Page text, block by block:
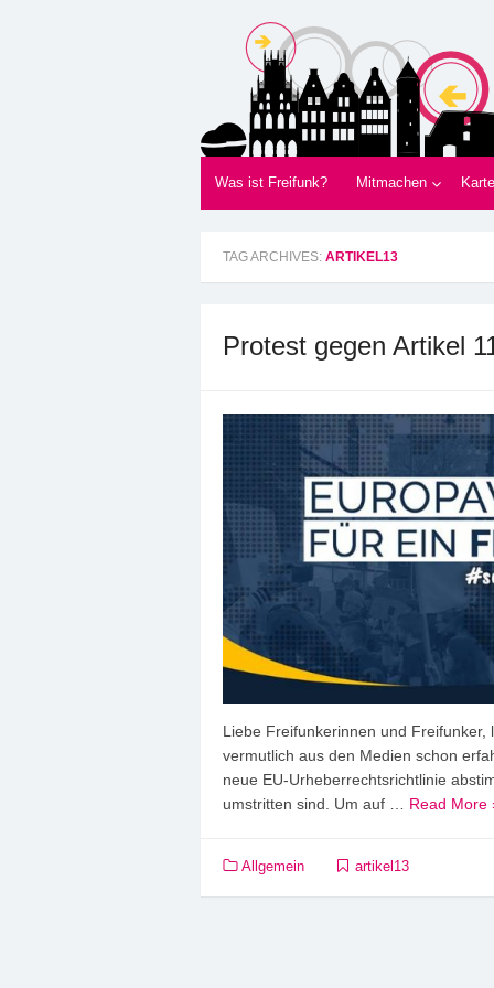
Freifunk
Was ist Freifunk? Mitmachen Karte
TAG ARCHIVES: ARTIKEL13
Protest gegen Artikel
Liebe Freifunkerinnen und
vermutlich aus den Medien schon
neue EU-Urheberrechtsrichtlinie
umstritten sind. Um auf … Read More
Allgemein artikel13